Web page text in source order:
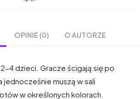
OPINIE (0) O AUTORZE
4 dzieci. Gracze ścigają się po
muszą w sali
w określonych kolorach.